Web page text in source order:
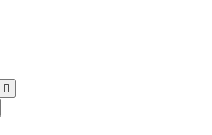
